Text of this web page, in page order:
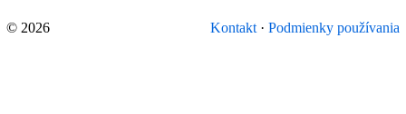
© 2026 Kontakt· Podmienky používania